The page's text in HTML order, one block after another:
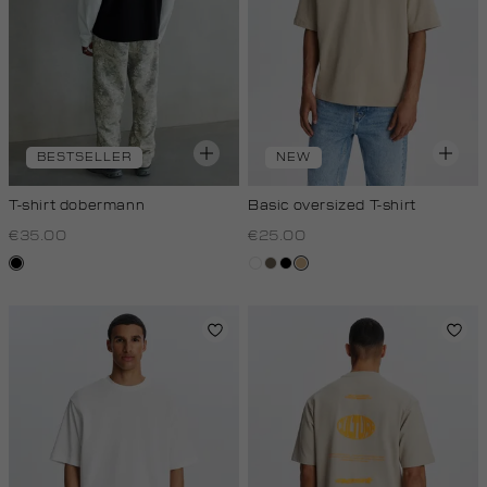
BESTSELLER
T-shirt dobermann
€35.00
zwart
NEW
Basic oversized T-shirt
€25.00
witlichtbruin
zwart
tan